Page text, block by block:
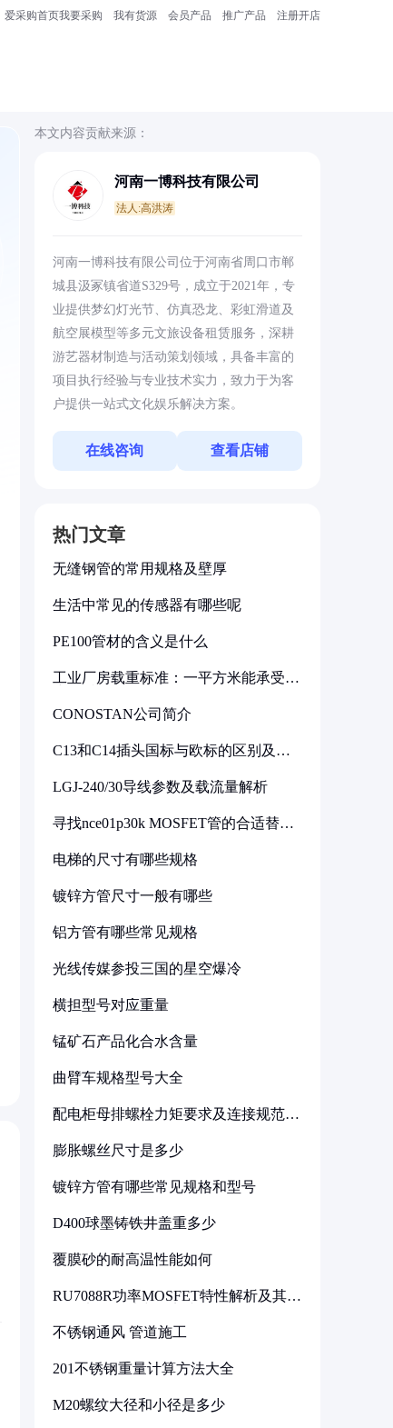
爱采购首页我要采购 我有货源 会员产品 推广产品 注册开店
本文内容贡献来源：
河南一博科技有限公司
法人:高洪涛
河南一博科技有限公司位于河南省周口市郸
城县汲冢镇省道S329号，成立于2021年，专
业提供梦幻灯光节、仿真恐龙、彩虹滑道及
航空展模型等多元文旅设备租赁服务，深耕
游艺器材制造与活动策划领域，具备丰富的
项目执行经验与专业技术实力，致力于为客
户提供一站式文化娱乐解决方案。
在线咨询 查看店铺
热门文章
无缝钢管的常用规格及壁厚
生活中常见的传感器有哪些呢
PE100管材的含义是什么
工业厂房载重标准：一平方米能承受多
CONOSTAN公司简介
C13和C14插头国标与欧标的区别及其
LGJ-240/30导线参数及载流量解析
寻找nce01p30k MOSFET管的合适替代
电梯的尺寸有哪些规格
镀锌方管尺寸一般有哪些
铝方管有哪些常见规格
光线传媒参投三国的星空爆冷
横担型号对应重量
锰矿石产品化合水含量
曲臂车规格型号大全
配电柜母排螺栓力矩要求及连接规范详
膨胀螺丝尺寸是多少
镀锌方管有哪些常见规格和型号
D400球墨铸铁井盖重多少
覆膜砂的耐高温性能如何
RU7088R功率MOSFET特性解析及其在
不锈钢通风 管道施工
201不锈钢重量计算方法大全
M20螺纹大径和小径是多少